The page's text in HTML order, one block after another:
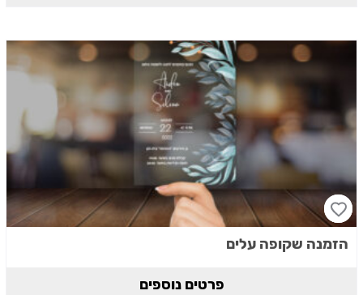
הזמנה שקופה עלים
פרטים נוספים